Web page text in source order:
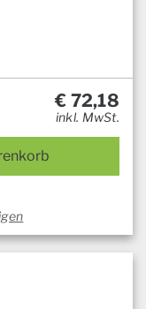
€ 72,18
inkl. MwSt.